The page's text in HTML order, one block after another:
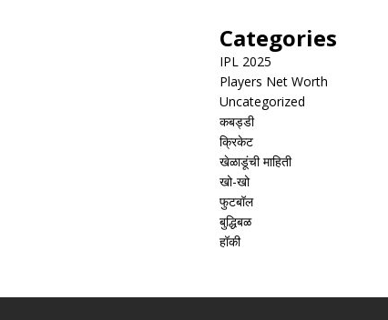
Categories
IPL 2025
Players Net Worth
Uncategorized
कबड्डी
क्रिकेट
खेळाडूंची माहिती
खो-खो
फुटबॉल
बुद्धिबळ
हॉकी